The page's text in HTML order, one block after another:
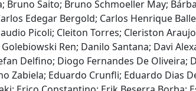
Saito; Bruno Schmoeller May;
Edegar Bergold; Carlos Henrique
Picoli; Cleiton Torres; Cleriston
Ren; Danilo Santana; Davi
Delfino; Diogo Fernandes De
Zabiela; Eduardo Crunfli; Eduardo Dias